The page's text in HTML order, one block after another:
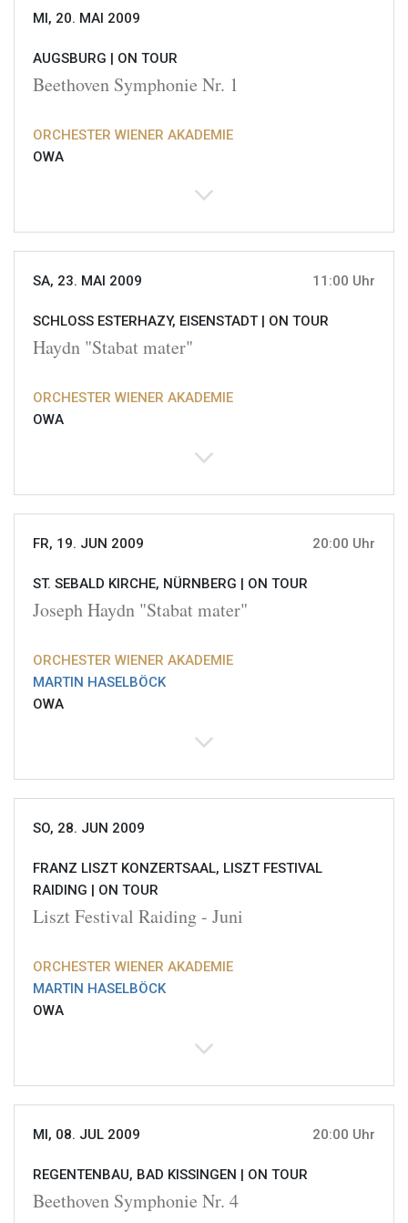
MI, 20. MAI 2009
AUGSBURG | ON TOUR
Beethoven Symphonie Nr. 1
ORCHESTER WIENER AKADEMIE
OWA
SA, 23. MAI 2009 11:00 Uhr
SCHLOSS ESTERHAZY, EISENSTADT | ON TOUR
Haydn "Stabat mater"
ORCHESTER WIENER AKADEMIE
OWA
FR, 19. JUN 2009 20:00 Uhr
ST. SEBALD KIRCHE, NÜRNBERG | ON TOUR
Joseph Haydn "Stabat mater"
ORCHESTER WIENER AKADEMIE
MARTIN HASELBÖCK
OWA
SO, 28. JUN 2009
FRANZ LISZT KONZERTSAAL, LISZT FESTIVAL
RAIDING | ON TOUR
Liszt Festival Raiding - Juni
ORCHESTER WIENER AKADEMIE
MARTIN HASELBÖCK
OWA
MI, 08. JUL 2009 20:00 Uhr
REGENTENBAU, BAD KISSINGEN | ON TOUR
Beethoven Symphonie Nr. 4